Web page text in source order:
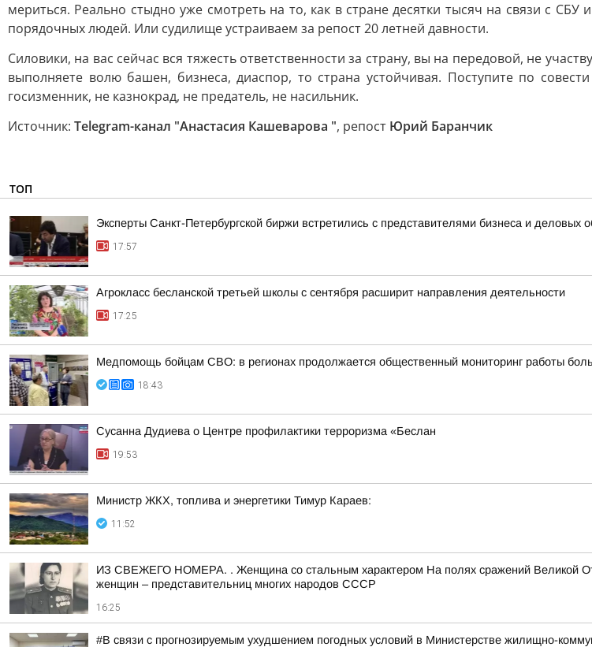
мериться. Реально стыдно уже смотреть на то, как в стране десятки тысяч на связи с
порядочных людей. Или судилище устраиваем за репост 20 летней давности.
Силовики, на вас сейчас вся тяжесть ответственности за страну, вы на передовой, не
выполняете волю башен, бизнеса, диаспор, то страна устойчивая. Поступите по
госизменник, не казнокрад, не предатель, не насильник.
Источник: Telegram-канал "Анастасия Кашеварова ", репост Юрий Баранчик
ТОП
Эксперты Санкт-Петербургской биржи встретились с представителями бизнеса и деловых
17:57
Агрокласс бесланской третьей школы с сентября расширит направления деятельности
17:25
Медпомощь бойцам СВО: в регионах продолжается общественный мониторинг работы
18:43
Сусанна Дудиева о Центре профилактики терроризма «Беслан
19:53
Министр ЖКХ, топлива и энергетики Тимур Караев:
11:52
ИЗ СВЕЖЕГО НОМЕРА. . Женщина со стальным характером На полях сражений Великой
женщин – представительниц многих народов СССР
16:25
#В связи с прогнозируемым ухудшением погодных условий в Министерстве жилищно-